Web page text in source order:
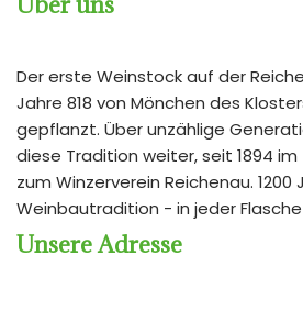
Der erste Weinstock auf der
Jahre 818 von Mönchen des
gepflanzt. Über unzählige
diese Tradition weiter, seit 1894
zum Winzerverein Reichenau. 1200
Weinbautradition - in jeder
Unsere Adresse